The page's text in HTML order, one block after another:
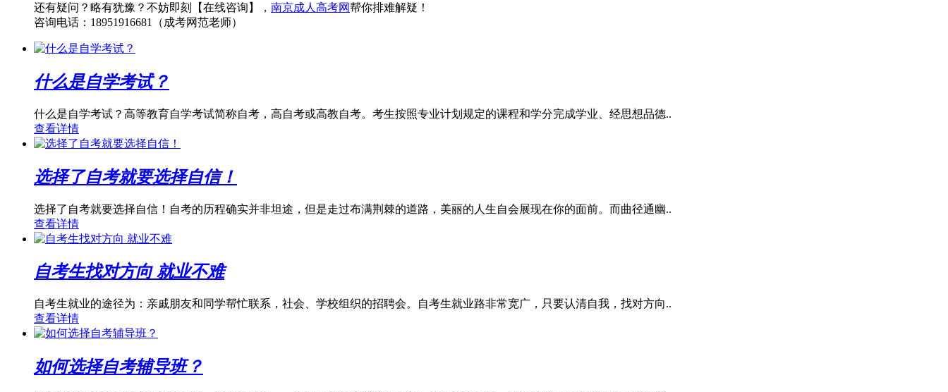
还有疑问？略有犹豫？不妨即刻 【在线咨询】 ， 南京成人高考网帮你排难解疑！
咨询电话：18951916681（成考网范老师）
什么是自学考试？
什么是自学考试？高等教育自学考试简称自考，高自考或高教自考。考生按照专业计划规定的课程和学分完成学业、经思想品德..
查看详情
选择了自考就要选择自信！
选择了自考就要选择自信！自考的历程确实并非坦途，但是走过布满荆棘的道路，美丽的人生自会展现在你的面前。而曲径通幽..
查看详情
自考生找对方向 就业不难
自考生就业的途径为：亲戚朋友和同学帮忙联系，社会、学校组织的招聘会。自考生就业路非常宽广，只要认清自我，找对方向..
查看详情
如何选择自考辅导班？